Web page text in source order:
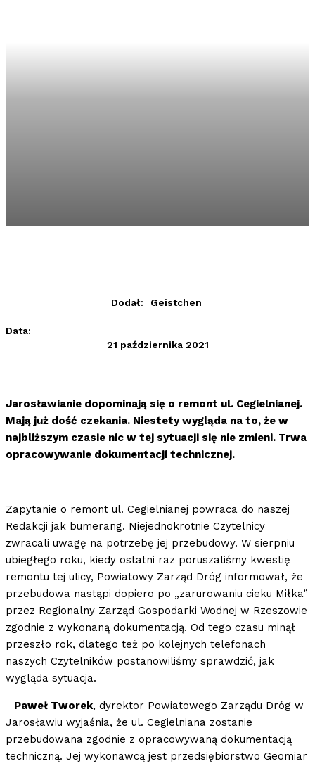
Dodał: Geistchen
Data:
21 października 2021
Jarosławianie dopominają się o remont ul. Cegielnianej.
Mają już dość czekania. Niestety wygląda na to, że w
najbliższym czasie nic w tej sytuacji się nie zmieni. Trwa
opracowywanie dokumentacji technicznej.
Zapytanie o remont ul. Cegielnianej powraca do naszej
Redakcji jak bumerang. Niejednokrotnie Czytelnicy
zwracali uwagę na potrzebę jej przebudowy. W sierpniu
ubiegłego roku, kiedy ostatni raz poruszaliśmy kwestię
remontu tej ulicy, Powiatowy Zarząd Dróg informował, że
przebudowa nastąpi dopiero po „zarurowaniu cieku Miłka”
przez Regionalny Zarząd Gospodarki Wodnej w Rzeszowie
zgodnie z wykonaną dokumentacją. Od tego czasu minął
przeszło rok, dlatego też po kolejnych telefonach
naszych Czytelników postanowiliśmy sprawdzić, jak
wygląda sytuacja.
Paweł Tworek, dyrektor Powiatowego Zarządu Dróg w
Jarosławiu wyjaśnia, że ul. Cegielniana zostanie
przebudowana zgodnie z opracowywaną dokumentacją
techniczną. Jej wykonawcą jest przedsiębiorstwo Geomiar